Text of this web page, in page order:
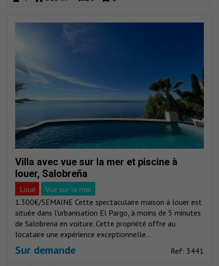
Villa avec vue sur la mer et piscine à
louer, Salobreña
Loué
Vue sur la mer
1.300€/SEMAINE Cette spectaculaire maison à louer est
située dans l'urbanisation El Pargo, à moins de 5 minutes
de Salobrena en voiture. Cette propriété offre au
locataire une expérience exceptionnelle...
Sur demande Ref: 3441